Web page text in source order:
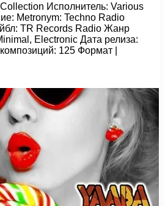
Исполнитель: Various
Metronym: Techno Radio
TR Records Radio Жанр
Electronic Дата релиза:
125 Формат |